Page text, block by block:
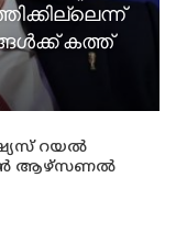
കത്ത്
റയൽ
ആഴ്സണൽ